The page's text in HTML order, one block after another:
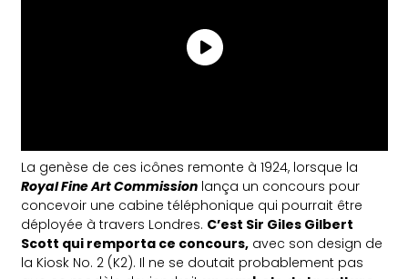
La genèse de ces icônes remonte à 1924, lorsque la
Royal Fine Art Commission lança un concours pour
concevoir une cabine téléphonique qui pourrait être
déployée à travers Londres. C’est Sir Giles Gilbert
Scott qui remporta ce concours, avec son design de
la Kiosk No. 2 (K2). Il ne se doutait probablement pas